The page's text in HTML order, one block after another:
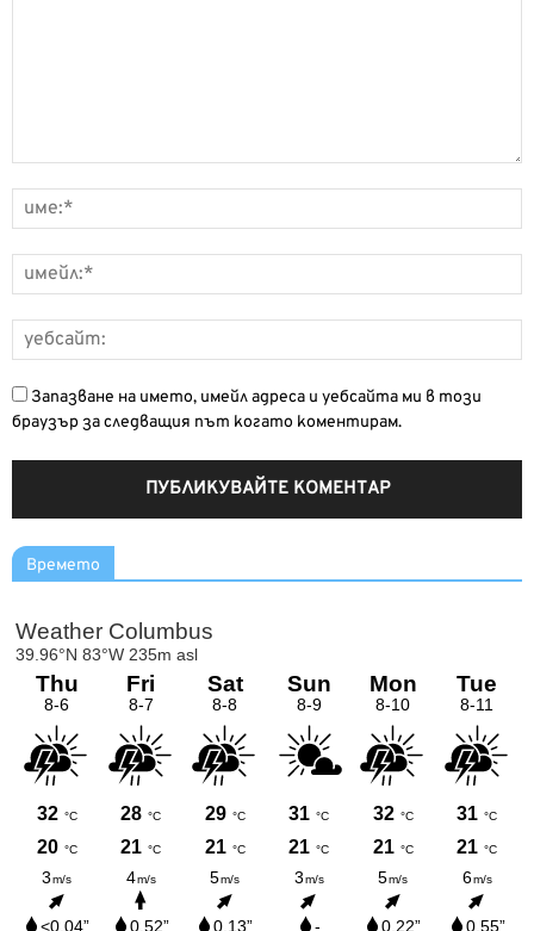
Запазване на името, имейл адреса и уебсайта ми в този
браузър за следващия път когато коментирам.
Времето